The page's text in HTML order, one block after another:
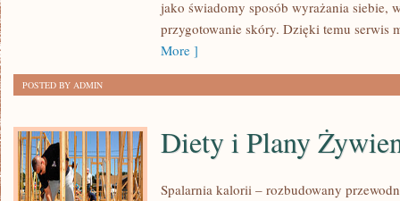
jako świadomy sposób wyrażania siebie,
przygotowanie skóry. Dzięki temu serwis
More ]
POSTED BY ADMIN
Diety i Plany
Spalarnia kalorii – rozbudowany